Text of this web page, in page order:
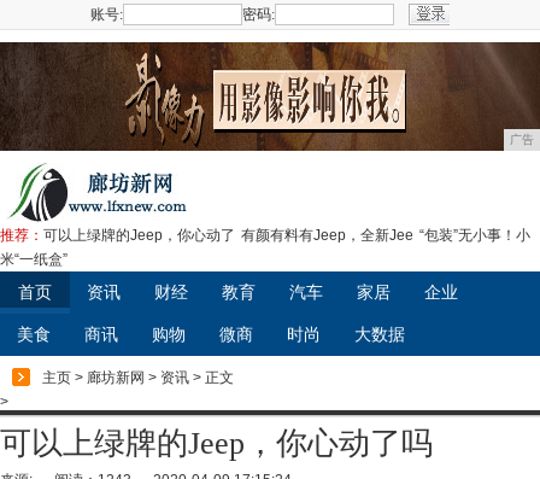
账号: 密码:
广告
推荐： 可以上绿牌的Jeep，你心动了 有颜有料有Jeep，全新Jee “包装”无小事！小
米“一纸盒”
首页 资讯 财经 教育 汽车 家居 企业
美食 商讯 购物 微商 时尚 大数据
主页 > 廊坊新网 > 资讯 > 正文
>
可以上绿牌的Jeep，你心动了吗